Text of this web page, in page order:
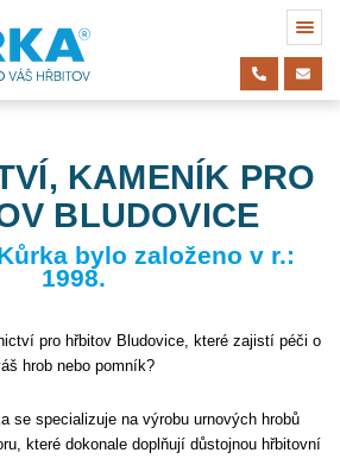
KAMENÍK PRO
BLUDOVICE
bylo založeno v r.:
1998.
pro hřbitov Bludovice, které zajistí péči o
hrob nebo pomník?
se specializuje na výrobu urnových hrobů
které dokonale doplňují důstojnou hřbitovní